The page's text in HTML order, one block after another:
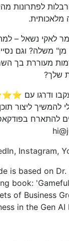
לפתרונות
מלאכותית.
לאקי נשאל – למה
דמות מעוררת בך
שלך?
ודרגו עם
להמשיך ליצור
להתארח
, Instagram,
is based on
book:
of Business
in the Gen